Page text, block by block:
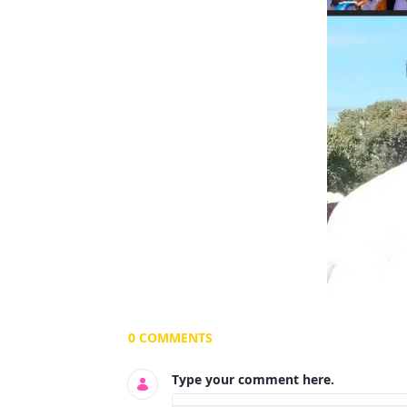
Documents and Media
0 COMMENTS
Type your comment here.